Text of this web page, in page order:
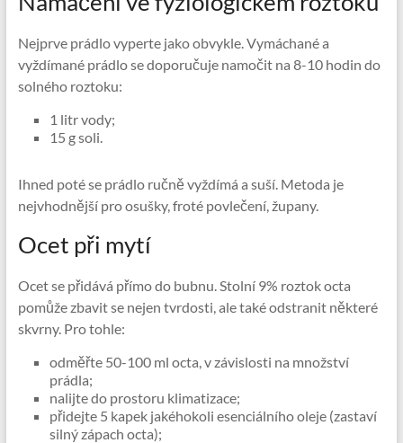
Nejprve prádlo vyperte jako obvykle. Vymáchané a
vyždímané prádlo se doporučuje namočit na 8-10 hodin do
solného roztoku:
1 litr vody;
15 g soli.
Ihned poté se prádlo ručně vyždímá a suší. Metoda je
nejvhodnější pro osušky, froté povlečení, župany.
Ocet při mytí
Ocet se přidává přímo do bubnu. Stolní 9% roztok octa
pomůže zbavit se nejen tvrdosti, ale také odstranit některé
skvrny. Pro tohle:
odměřte 50-100 ml octa, v závislosti na množství
prádla;
nalijte do prostoru klimatizace;
přidejte 5 kapek jakéhokoli esenciálního oleje (zastaví
silný zápach octa);